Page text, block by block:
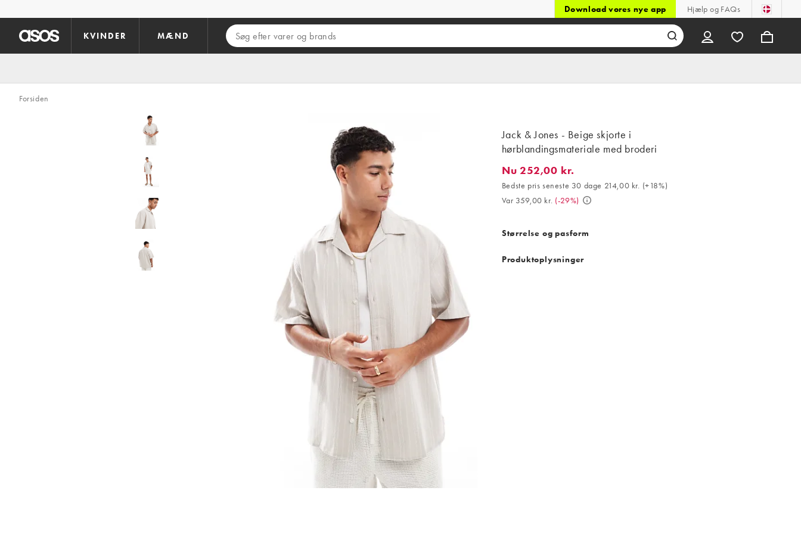
Download vores nye app Hjælp og FAQs
KVINDER MÆND
Forsiden
Jack & Jones - Beige skjorte i
hørblandingsmateriale med broderi
Nu 252,00 kr.. Bedste pris seneste 30 dage 214,00 kr. (+18%). Var
Nu 252,00 kr.
Bedste pris seneste 30 dage 214,00 kr. (+18%)
Var 359,00 kr. (-29%)
Størrelse og pasform
Produktoplysninger